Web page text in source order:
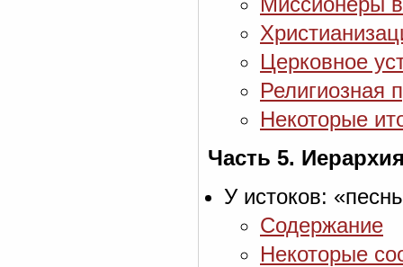
Церковное
Религиозная
Некоторые
Часть 5.
У истоков:
Содержание
Некоторые